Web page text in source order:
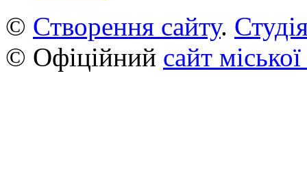
© Створення сайту.
© Офіційний сайт